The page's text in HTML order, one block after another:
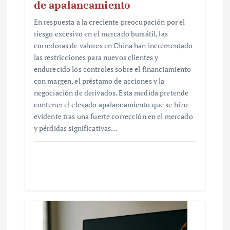
de apalancamiento
En respuesta a la creciente preocupación por el
riesgo excesivo en el mercado bursátil, las
corredoras de valores en China han incrementado
las restricciones para nuevos clientes y
endurecido los controles sobre el financiamiento
con margen, el préstamo de acciones y la
negociación de derivados. Esta medida pretende
contener el elevado apalancamiento que se hizo
evidente tras una fuerte corrección en el mercado
y pérdidas significativas…